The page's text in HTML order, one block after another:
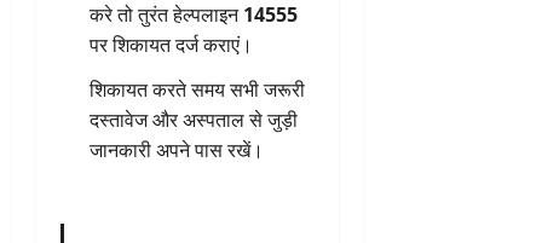
करे तो तुरंत हेल्पलाइन14555
पर शिकायत दर्ज कराएं।
शिकायत करते समय सभी जरूरी
दस्तावेज और अस्पताल से जुड़ी
जानकारी अपने पास रखें।